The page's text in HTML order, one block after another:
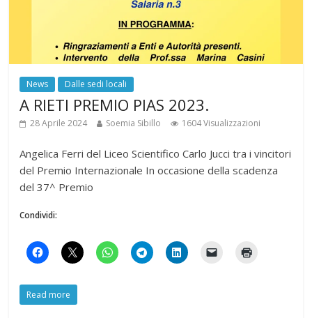
News Dalle sedi locali
A RIETI PREMIO PIAS 2023.
28 Aprile 2024 Soemia Sibillo 1604 Visualizzazioni
Angelica Ferri del Liceo Scientifico Carlo Jucci tra i vincitori
del Premio Internazionale In occasione della scadenza
del 37^ Premio
Condividi:
Read more